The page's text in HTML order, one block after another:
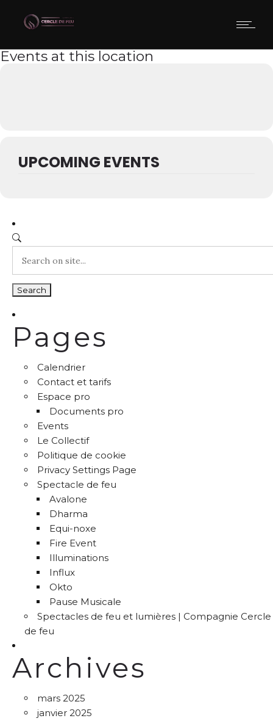
Events at this location
UPCOMING EVENTS
Pages
Calendrier
Contact et tarifs
Espace pro
Documents pro
Events
Le Collectif
Politique de cookie
Privacy Settings Page
Spectacle de feu
Avalone
Dharma
Equi-noxe
Fire Event
Illuminations
Influx
Okto
Pause Musicale
Spectacles de feu et lumières | Compagnie Cercle
de feu
Archives
mars 2025
janvier 2025